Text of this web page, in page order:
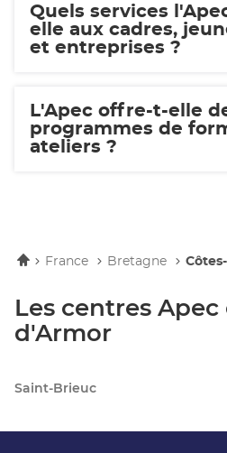
Quels services
elle aux cadres,
et entreprises ?
L'Apec offre-t-elle
programmes de
ateliers ?
AccueilFrance Bretagne
Les centres Apec
d'Armor
Saint-Brieuc